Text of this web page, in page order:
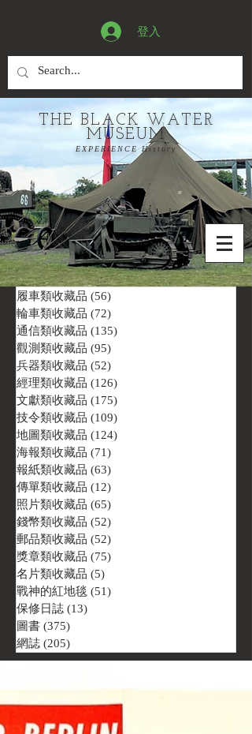
登入
THE BLACK WATER
MUSEUM
EXPERIENCE History
履車類收藏品 (56)
輪車類收藏品 (72)
通信類收藏品 (135)
觀測類收藏品 (95)
兵器類收藏品 (52)
經理類收藏品 (126)
文獻類收藏品 (175)
技令類收藏品 (109)
地圖類收藏品 (124)
海報類收藏品 (71)
報紙類收藏品 (63)
傳單類收藏品 (12)
照片類收藏品 (65)
錢幣類收藏品 (52)
郵品類收藏品 (52)
獎章類收藏品 (75)
名片類收藏品 (5)
戰神的紅地毯 (51)
保修日誌 (13)
圖書 (375)
網誌 (205)